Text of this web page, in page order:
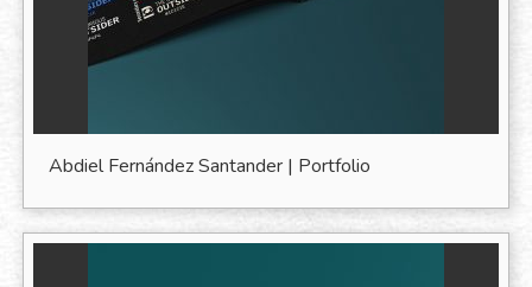
Abdiel Fernández Santander | Portfolio